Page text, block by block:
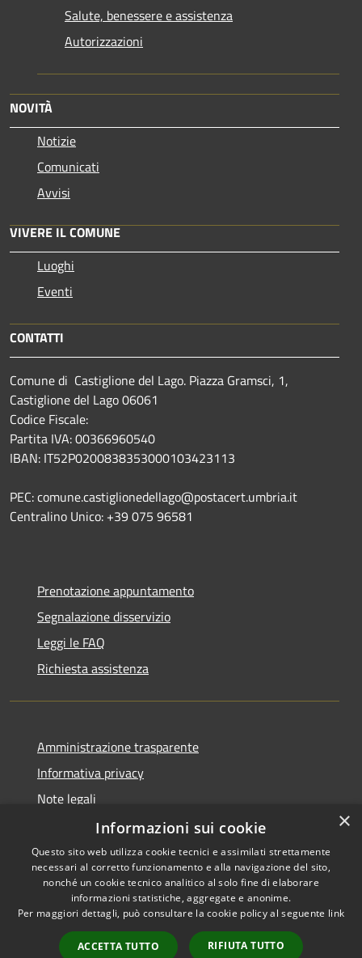
Salute, benessere e assistenza
Autorizzazioni
NOVITÀ
Notizie
Comunicati
Avvisi
VIVERE IL COMUNE
Luoghi
Eventi
CONTATTI
Comune di Castiglione del Lago. Piazza Gramsci, 1,
Castiglione del Lago 06061
Codice Fiscale:
Partita IVA: 00366960540
IBAN: IT52P0200838353000103423113
PEC: comune.castiglionedellago@postacert.umbria.it
Centralino Unico: +39 075 96581
Prenotazione appuntamento
Segnalazione disservizio
Leggi le FAQ
Richiesta assistenza
Amministrazione trasparente
Informativa privacy
Note legali
Dichiarazione di accessibilità
RSS
Accessibilità
Copyright © 2026 • Comune di
byMunicipium
Accesso
×
Informazioni sui cookie
Questo sito web utilizza cookie tecnici e assimilati strettamente
necessari al corretto funzionamento e alla navigazione del sito,
nonché un cookie tecnico analitico al solo fine di elaborare
informazioni statistiche, aggregate e anonime.
Per maggiori dettagli, può consultare la cookie policy al seguente link
ACCETTA TUTTO RIFIUTA TUTTO